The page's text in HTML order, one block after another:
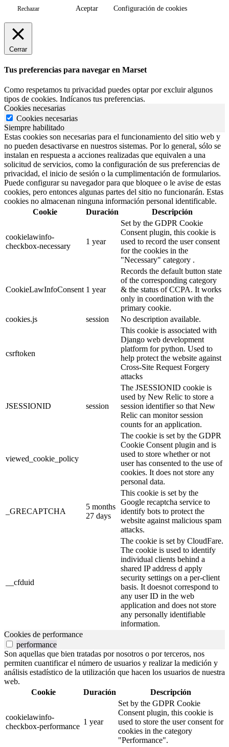
Rechazar Aceptar Configuración de cookies
Cerrar
Tus preferencias para navegar en Marset
Como respetamos tu privacidad puedes optar por excluir algunos
tipos de cookies. Indícanos tus preferencias.
Cookies necesarias
Cookies necesarias
Siempre habilitado
Estas cookies son necesarias para el funcionamiento del sitio web y
no pueden desactivarse en nuestros sistemas. Por lo general, sólo se
instalan en respuesta a acciones realizadas que equivalen a una
solicitud de servicios, como la configuración de sus preferencias de
privacidad, el inicio de sesión o la cumplimentación de formularios.
Puede configurar su navegador para que bloquee o le avise de estas
cookies, pero entonces algunas partes del sitio no funcionarán. Estas
cookies no almacenan ninguna información personal identificable.
Cookie
Duración Descripción
cookielawinfo-
checkbox-necessary
1 year
Set by the GDPR Cookie
Consent plugin, this cookie is
used to record the user consent
for the cookies in the
"Necessary" category .
CookieLawInfoConsent 1 year
Records the default button state
of the corresponding category
& the status of CCPA. It works
only in coordination with the
primary cookie.
cookies.js
session No description available.
csrftoken
This cookie is associated with
Django web development
platform for python. Used to
help protect the website against
Cross-Site Request Forgery
attacks
JSESSIONID session
The JSESSIONID cookie is
used by New Relic to store a
session identifier so that New
Relic can monitor session
counts for an application.
viewed_cookie_policy
The cookie is set by the GDPR
Cookie Consent plugin and is
used to store whether or not
user has consented to the use of
cookies. It does not store any
personal data.
_GRECAPTCHA
5 months
27 days
This cookie is set by the
Google recaptcha service to
identify bots to protect the
website against malicious spam
attacks.
__cfduid
The cookie is set by CloudFare.
The cookie is used to identify
individual clients behind a
shared IP address d apply
security settings on a per-client
basis. It doesnot correspond to
any user ID in the web
application and does not store
any personally identifiable
information.
Cookies de performance
performance
Son aquellas que bien tratadas por nosotros o por terceros, nos
permiten cuantificar el número de usuarios y realizar la medición y
análisis estadístico de la utilización que hacen los usuarios de nuestra
web.
Cookie
Duración Descripción
cookielawinfo-
checkbox-performance
1 year
Set by the GDPR Cookie
Consent plugin, this cookie is
used to store the user consent for
cookies in the category
"Performance".